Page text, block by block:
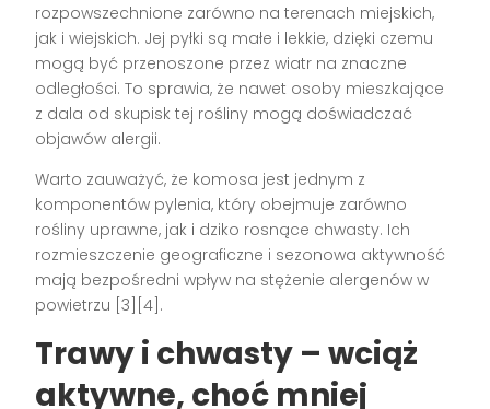
rozpowszechnione zarówno na terenach miejskich,
jak i wiejskich. Jej pyłki są małe i lekkie, dzięki czemu
mogą być przenoszone przez wiatr na znaczne
odległości. To sprawia, że nawet osoby mieszkające
z dala od skupisk tej rośliny mogą doświadczać
objawów alergii.
Warto zauważyć, że komosa jest jednym z
komponentów pylenia, który obejmuje zarówno
rośliny uprawne, jak i dziko rosnące chwasty. Ich
rozmieszczenie geograficzne i sezonowa aktywność
mają bezpośredni wpływ na stężenie alergenów w
powietrzu [3][4].
Trawy i chwasty – wciąż
aktywne, choć mniej